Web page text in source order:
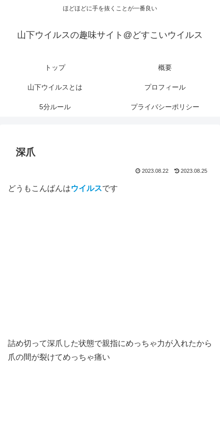
ほどほどに手を抜くことが一番良い
山下ウイルスの趣味サイト@どすこいウイルス
トップ 概要
山下ウイルスとは プロフィール
5分ルール プライバシーポリシー
深爪
2023.08.22 2023.08.25
どうもこんばんはウイルスです
詰め切って深爪した状態で親指にめっちゃ力が入れたから
爪の間が裂けてめっちゃ痛い